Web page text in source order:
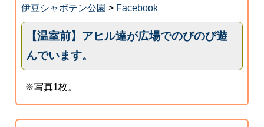
伊豆シャボテン公園 > Facebook
【温室前】アヒル達が広場でのびのび遊
んでいます。
※写真1枚。